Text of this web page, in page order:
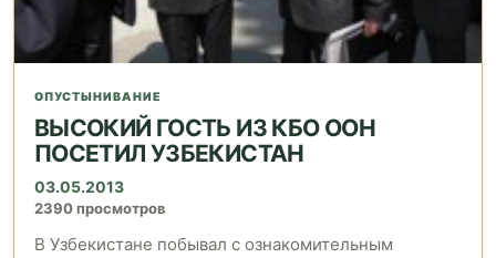
ОПУСТЫНИВАНИЕ
ВЫСОКИЙ ГОСТЬ ИЗ КБО ООН
ПОСЕТИЛ УЗБЕКИСТАН
03.05.2013
2390 просмотров
В Узбекистане побывал с ознакомительным